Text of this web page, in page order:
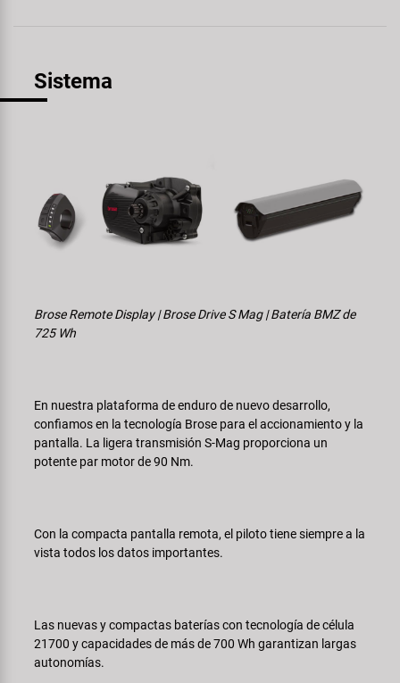
Sistema
Brose Remote Display | Brose Drive S Mag | Batería BMZ de
725 Wh
En nuestra plataforma de enduro de nuevo desarrollo,
confiamos en la tecnología Brose para el accionamiento y la
pantalla. La ligera transmisión S-Mag proporciona un
potente par motor de 90 Nm.
Con la compacta pantalla remota, el piloto tiene siempre a la
vista todos los datos importantes.
Las nuevas y compactas baterías con tecnología de célula
21700 y capacidades de más de 700 Wh garantizan largas
autonomías.